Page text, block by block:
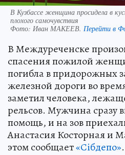
В Кузбассе женщина просидела в
плохого самочувствия
Фото: Иван МАКЕЕВ. Перейти в
В Междуреченске
спасения пожилой
погибла в придорожных
железной дороги во
заметил человека,
рельсов. Мужчина сразу
помощь, и на зов
Анастасия Косторная и
этом сообщает«Сiбдепо».